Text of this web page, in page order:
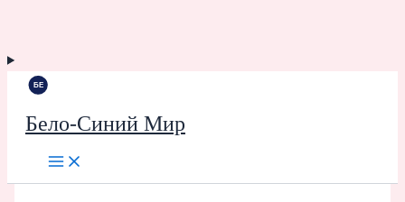
Бело-Синий Мир